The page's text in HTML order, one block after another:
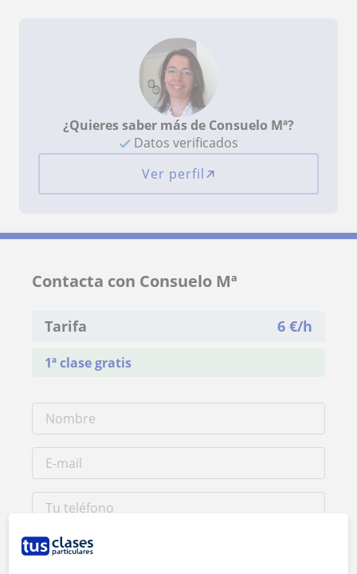
¿Quieres saber más de Consuelo Mª?
Datos verificados
Ver perfil
Contacta con Consuelo Mª
Tarifa 6 €/h
1ª clase gratis